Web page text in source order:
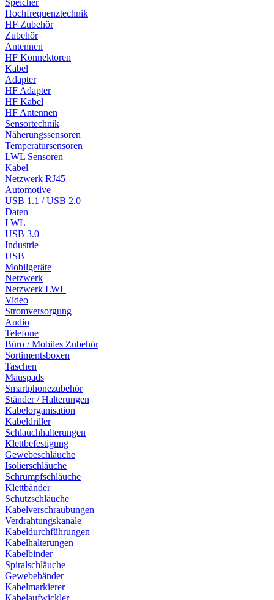
Hochfrequenztechnik
HF Zubehör
Zubehör
Antennen
HF Konnektoren
Kabel
Adapter
HF Adapter
HF Kabel
HF Antennen
Sensortechnik
Näherungssensoren
Temperatursensoren
LWL Sensoren
Kabel
Netzwerk RJ45
Automotive
USB 1.1 / USB 2.0
Daten
LWL
USB 3.0
Industrie
USB
Mobilgeräte
Netzwerk
Netzwerk LWL
Video
Stromversorgung
Audio
Telefone
Büro / Mobiles Zubehör
Sortimentsboxen
Taschen
Mauspads
Smartphonezubehör
Ständer / Halterungen
Kabelorganisation
Kabeldriller
Schlauchhalterungen
Klettbefestigung
Gewebeschläuche
Isolierschläuche
Schrumpfschläuche
Klettbänder
Schutzschläuche
Kabelverschraubungen
Verdrahtungskanäle
Kabeldurchführungen
Kabelhalterungen
Kabelbinder
Spiralschläuche
Gewebebänder
Kabelmarkierer
Kabelaufwickler